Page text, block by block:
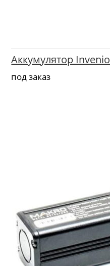
Аккумулятор Invenio
под заказ